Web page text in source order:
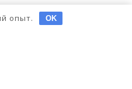
опыт. OK